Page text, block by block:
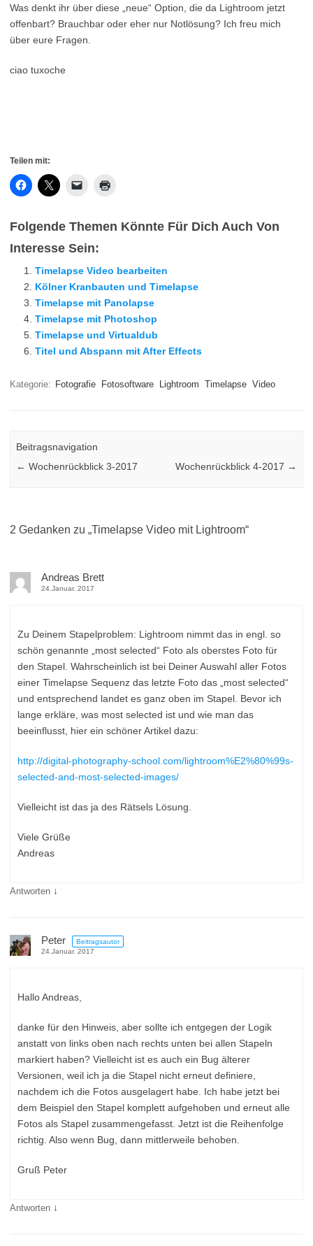
Was denkt ihr über diese „neue“ Option, die da Lightroom jetzt
offenbart? Brauchbar oder eher nur Notlösung? Ich freu mich
über eure Fragen.
ciao tuxoche
Teilen mit:
Folgende Themen Könnte Für Dich Auch Von
Interesse Sein:
Timelapse Video bearbeiten
Kölner Kranbauten und Timelapse
Timelapse mit Panolapse
Timelapse mit Photoshop
Timelapse und Virtualdub
Titel und Abspann mit After Effects
Kategorie: Fotografie Fotosoftware Lightroom Timelapse Video
Beitragsnavigation
← Wochenrückblick 3-2017 Wochenrückblick 4-2017 →
2 Gedanken zu „Timelapse Video mit Lightroom“
Andreas Brett
24.Januar. 2017
Zu Deinem Stapelproblem: Lightroom nimmt das in engl. so
schön genannte „most selected“ Foto als oberstes Foto für
den Stapel. Wahrscheinlich ist bei Deiner Auswahl aller Fotos
einer Timelapse Sequenz das letzte Foto das „most selected“
und entsprechend landet es ganz oben im Stapel. Bevor ich
lange erkläre, was most selected ist und wie man das
beeinflusst, hier ein schöner Artikel dazu:
http://digital-photography-school.com/lightroom%E2%80%99s-
selected-and-most-selected-images/
Vielleicht ist das ja des Rätsels Lösung.
Viele Grüße
Andreas
Antworten ↓
Peter
Beitragsautor
24.Januar. 2017
Hallo Andreas,
danke für den Hinweis, aber sollte ich entgegen der Logik
anstatt von links oben nach rechts unten bei allen Stapeln
markiert haben? Vielleicht ist es auch ein Bug älterer
Versionen, weil ich ja die Stapel nicht erneut definiere,
nachdem ich die Fotos ausgelagert habe. Ich habe jetzt bei
dem Beispiel den Stapel komplett aufgehoben und erneut alle
Fotos als Stapel zusammengefasst. Jetzt ist die Reihenfolge
richtig. Also wenn Bug, dann mittlerweile behoben.
Gruß Peter
Antworten ↓